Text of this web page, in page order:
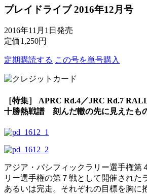
プレイドライブ 2016年12月号
2016年11月1日発売
定価1,250円
定期購読する この号を単号購入
［特集］ APRC Rd.4／JRC Rd.7
十勝熱戦譜 刻んだ轍の先に見えたも
アジア・パシフィックラリー選手権第
リー選手権の第７戦として開催された
あるいは完走。それぞれの目標を胸に